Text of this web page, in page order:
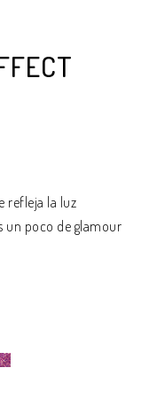
refleja la luz
un poco de glamour